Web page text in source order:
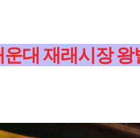
운대 재래시장